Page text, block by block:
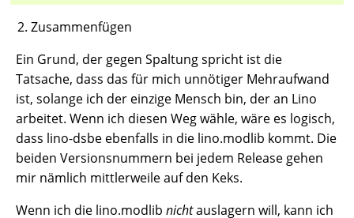
Zusammenfügen
Ein Grund, der gegen Spaltung spricht ist die
Tatsache, dass das für mich unnötiger Mehraufwand
ist, solange ich der einzige Mensch bin, der an Lino
arbeitet. Wenn ich diesen Weg wähle, wäre es logisch,
dass lino-dsbe ebenfalls in die lino.modlib kommt. Die
beiden Versionsnummern bei jedem Release gehen
mir nämlich mittlerweile auf den Keks.
Wenn ich die lino.modlib nichtauslagern will, kann ich